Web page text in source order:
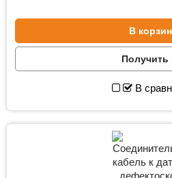
В
Получить
В